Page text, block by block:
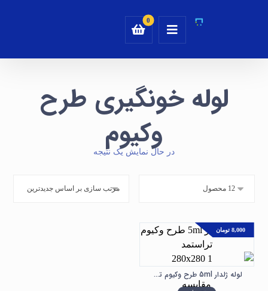
لوله خونگیری طرح
وکیوم
در حال نمایش یک نتیجه
لوله ژلدار 5ml طرح وکیوم تراستمد
8,000 تومان
مقایسه